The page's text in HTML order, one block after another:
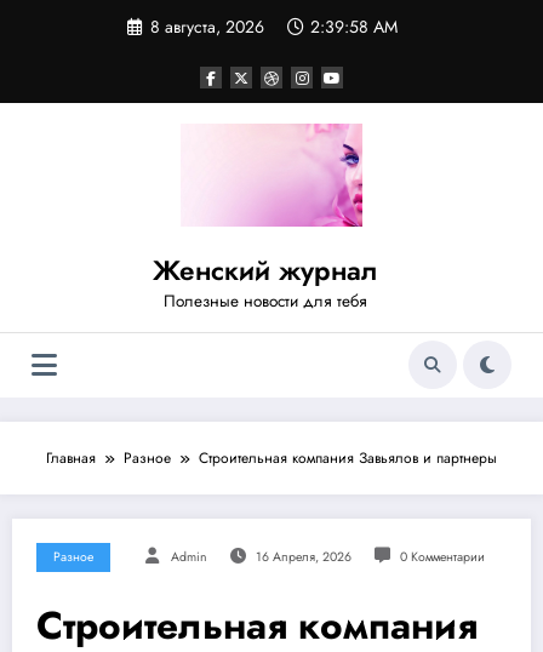
8 августа, 2026 2:39:59 AM
Женский журнал
Полезные новости для тебя
Главная Разное Строительная компания Завьялов и партнеры
Разное Admin 16 Апреля, 2026 0 Комментарии
Строительная компания